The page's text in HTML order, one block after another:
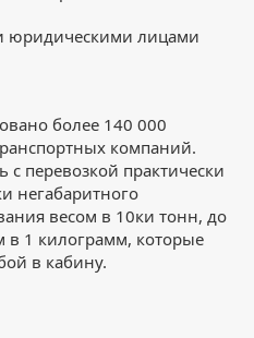
юридическими лицами
более 140 000
компаний.
перевозкой практически
негабаритного
весом в 10ки тонн, до
в 1 килограмм, которые
в кабину.